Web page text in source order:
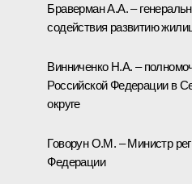
Браверман А.А. –
содействия развитию
Винниченко Н.А. –
Российской Федерации в
округе
Говорун О.М. – Министр
Федерации